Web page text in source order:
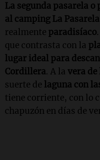
La segunda pasarela
al camping La
realmente paradisíaco
que contrasta con la
lugar ideal para
Cordillera. A la vera de
suerte de laguna con
tiene corriente, con lo
chapuzón en días de